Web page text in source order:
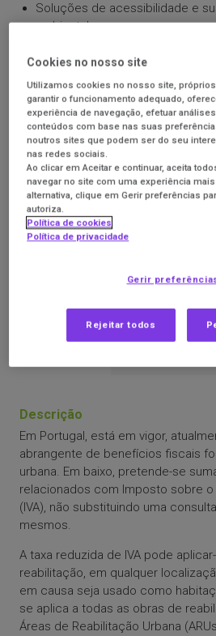
Soluções de acessibilidade e
ambiental
Atos notariais e de registo
Carregue para saber mais
Benefícios Fiscais –
Por: República Portuguesa
Descrição
Em Portugal, está em vigor,
abrangente de benefícios fiscais
urbana. Em baixo, pretende-se
relacionados com Imposto sobre
(IVA), não substituindo uma
mesmos.
A taxa reduzida de IVA pode
reabilitação, em qualquer
em causa seja usado como
se aplica a todas as obras de
Áreas de Reabilitação Urbana
Cookies no nosso site
Utilizamos cookies no nosso site,
garantir o funcionamento adequado,
experiência de navegação, efetuar
conteúdos com base nas suas
noutros sites que podem ser do seu
nas redes sociais.
Ao clicar em Aceitar e continuar, aceita
navegar no site com uma experiência
alternativa, clique em Gerir preferências
autoriza.
Política de cookies
Política de privacidade
Gerir
Rejeitar todos